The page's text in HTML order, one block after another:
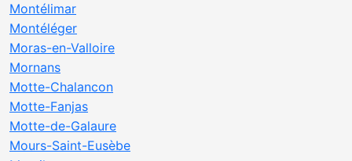
Montélimar
Montéléger
Moras-en-Valloire
Mornans
Motte-Chalancon
Motte-Fanjas
Motte-de-Galaure
Mours-Saint-Eusèbe